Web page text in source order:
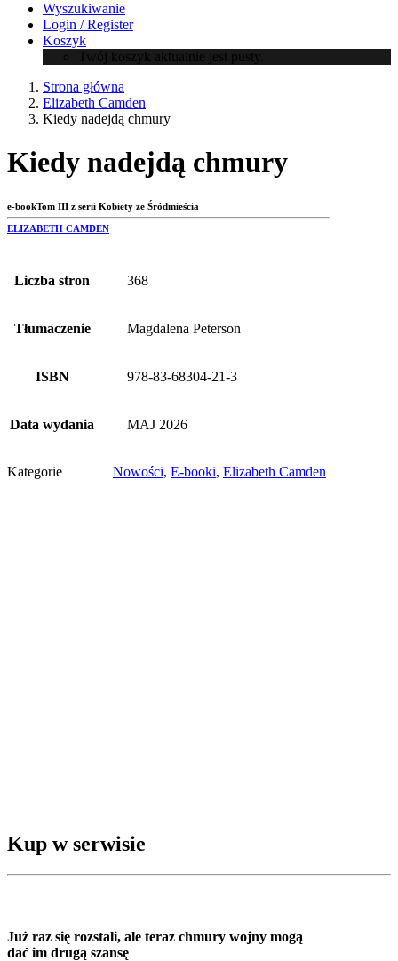
Wyszukiwanie
Login / Register
Koszyk
Twój koszyk aktualnie jest pusty.
Strona główna
Elizabeth Camden
Kiedy nadejdą chmury
Kiedy nadejdą chmury
e-bookTom III z serii Kobiety ze Śródmieścia
ELIZABETH CAMDEN
Liczba stron 368
Tłumaczenie Magdalena Peterson
ISBN 978-83-68304-21-3
Data wydania MAJ 2026
Kategorie Nowości, E-booki, Elizabeth Camden
Kup w serwisie
Już raz się rozstali, ale teraz chmury wojny mogą
dać im drugą szansę